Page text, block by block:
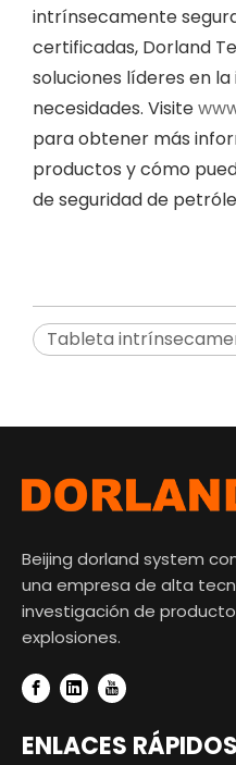
intrínsecamente
certificadas, Dorland
soluciones líderes en
necesidades. Visite
para obtener más
productos y cómo
de seguridad de
Tableta
Beijing dorland system
una empresa de alta
investigación de
explosiones.
ENLACES RÁPIDOS